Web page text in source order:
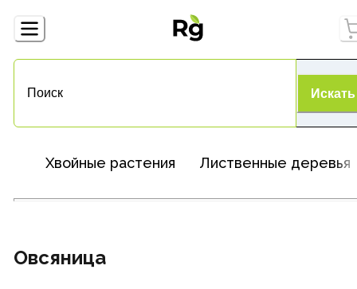
Искать
Хвойные растения Лиственные деревья
Овсяница